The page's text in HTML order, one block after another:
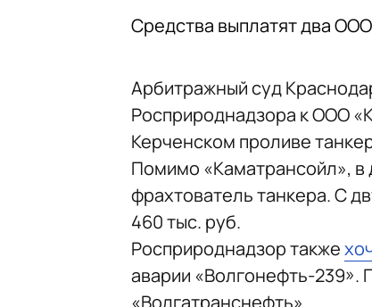
Средства выплатят два
Арбитражный суд
Росприроднадзора к ООО
Керченском проливе
Помимо «Каматрансойл»,
фрахтователь танкера. С
460 тыс. руб.
Росприроднадзор также
аварии «Волгонефть-239».
«Волгатранснефть».